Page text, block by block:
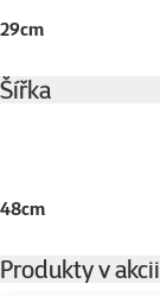
29cm
Šířka
48cm
Produkty v akcii